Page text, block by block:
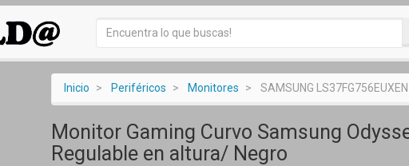
Inicio Periféricos Monitores SAMSUNG LS37FG756EUXEN
Monitor Gaming Curvo Samsung
Regulable en altura/ Negro